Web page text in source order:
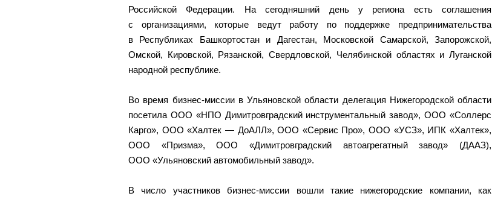
Российской Федерации. На сегодняшний день у региона есть соглашения
с организациями, которые ведут работу по поддержке предпринимательства
в Республиках Башкортостан и Дагестан, Московской Самарской, Запорожской,
Омской, Кировской, Рязанской, Свердловской, Челябинской областях и Луганской
народной республике.
Во время бизнес-миссии в Ульяновской области делегация Нижегородской области
посетила ООО «НПО Димитровградский инструментальный завод», ООО «Соллерс
Карго», ООО «Халтек — ДоАЛЛ», ООО «Сервис Про», ООО «УСЗ», ИПК «Халтек»,
ООО «Призма», ООО «Димитровградский автоагрегатный завод» (ДААЗ),
ООО «Ульяновский автомобильный завод».
В число участников бизнес-миссии вошли такие нижегородские компании, как